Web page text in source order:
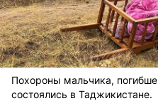
Похороны мальчика,
состоялись в Таджикистане.